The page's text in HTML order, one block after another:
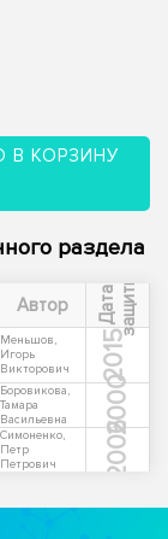
В КОРЗИНУ
раздела
Автор Д
а
т
а
з
а
щ
и
т ы
Меньшов,
Игорь
Викторович
2015
Боровикова,
Тамара
Васильевна
2000
Симоненко,
Петр
Петрович
2006